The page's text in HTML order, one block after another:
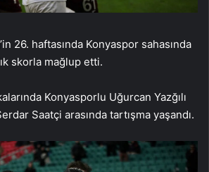
26. haftasında Konyaspor sahasında
skorla mağlup etti.
Konyasporlu Uğurcan Yazğılı
Saatçi arasında tartışma yaşandı.